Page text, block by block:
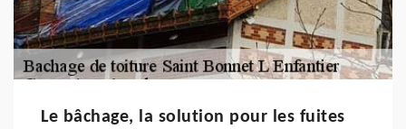
Le bâchage, la solution pour les fuites